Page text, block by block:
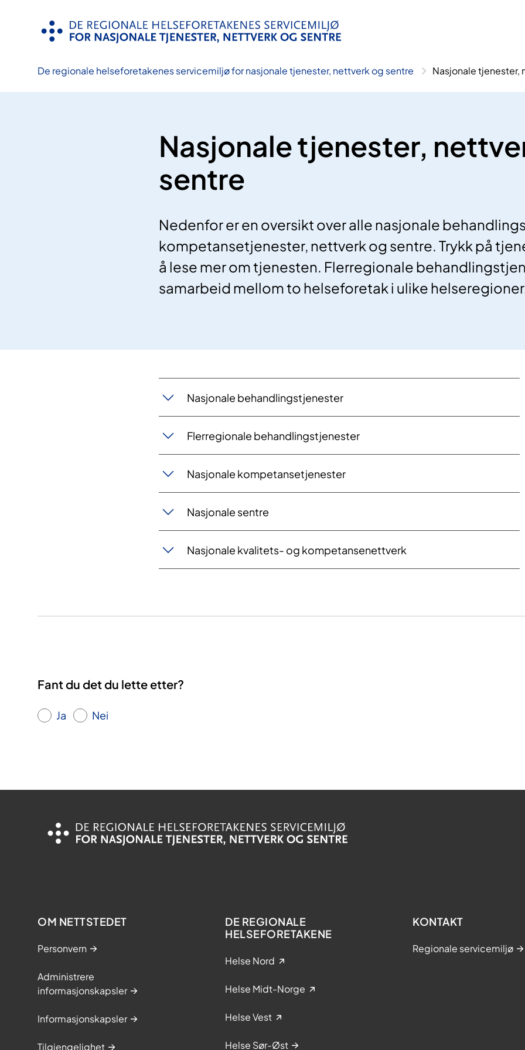
De regionale helseforetakenes servicemiljø for nasjonale tjenester, nettverk og sentre Nasjonale tjenester,
Nasjonale tjenester,
sentre
Nedenfor er en oversikt over alle nasjonale
kompetansetjenester, nettverk og sentre. Trykk på
å lese mer om tjenesten. Flerregionale
samarbeid mellom to helseforetak i ulike
Nasjonale behandlingstjenester
Flerregionale behandlingstjenester
Nasjonale kompetansetjenester
Nasjonale sentre
Nasjonale kvalitets- og kompetansenettverk
Fant du det du lette etter?
Ja Nei
OM NETTSTEDET
Personvern
Administrere
informasjonskapsler
Informasjonskapsler
Tilgjengelighet
DE REGIONALE
HELSEFORETAKENE
Helse Nord
Helse Midt-Norge
Helse Vest
Helse Sør-Øst
KONTAKT
Regionale servicemiljø